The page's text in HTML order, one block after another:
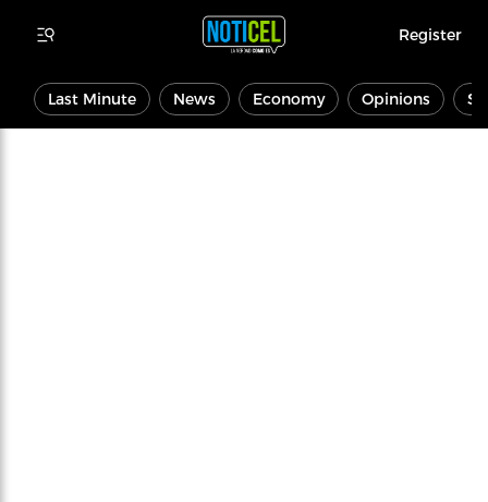
Register
Last Minute News Economy Opinions